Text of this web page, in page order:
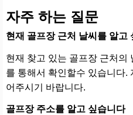
자주 하는 질문
현재 골프장 근처 날씨를 알고
현재 찾고 있는 골프장 근처의
를 통해서 확인할수 있습니다.
어주시기 바랍니다.
골프장 주소를 알고 싶습니다